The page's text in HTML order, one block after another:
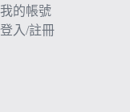
我的帳號
登入/註冊